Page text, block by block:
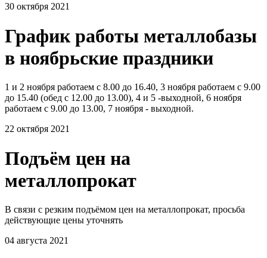
30 октября 2021
График работы металлобазы
в ноябрьские праздники
1 и 2 ноября работаем с 8.00 до 16.40, 3 ноября работаем с 9.00
до 15.40 (обед с 12.00 до 13.00), 4 и 5 -выходной, 6 ноября
работаем с 9.00 до 13.00, 7 ноября - выходной.
22 октября 2021
Подъём цен на
металлопрокат
В связи с резким подъёмом цен на металлопрокат, просьба
действующие цены уточнять
04 августа 2021